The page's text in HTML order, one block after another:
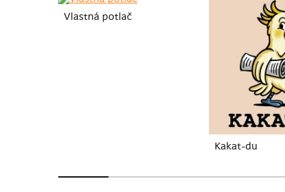
Vlastná potlač
Kakat-du